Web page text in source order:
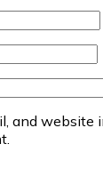
and website